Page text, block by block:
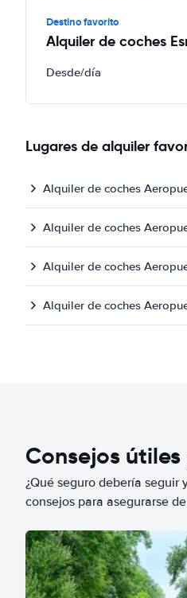
Destino favorito
Alquiler de coches
Desde/día
Lugares de alquiler
Alquiler de coches
Alquiler de coches
Alquiler de coches
Alquiler de coches
Consejos
¿Qué seguro debería seguir
consejos para asegurarse